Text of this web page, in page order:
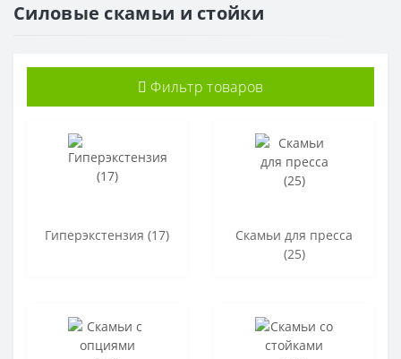
Силовые скамьи и стойки
Фильтр товаров
Гиперэкстензия (17)
Скамьи для пресса
(25)